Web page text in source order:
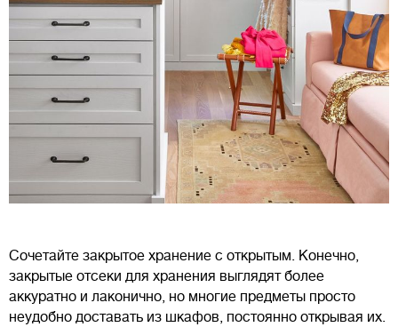
Сочетайте закрытое хранение с открытым. Конечно,
закрытые отсеки для хранения выглядят более
аккуратно и лаконично, но многие предметы просто
неудобно доставать из шкафов, постоянно открывая их.